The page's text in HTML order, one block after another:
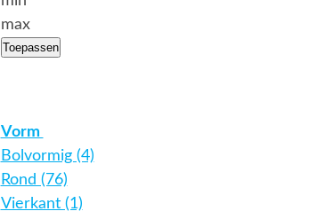
max
Toepassen
Vorm
Bolvormig (4)
Rond (76)
Vierkant (1)